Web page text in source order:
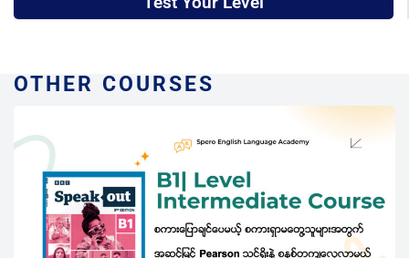
OTHER COURSES